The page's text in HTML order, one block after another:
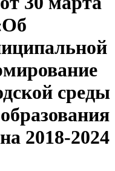
среды
2018-2024